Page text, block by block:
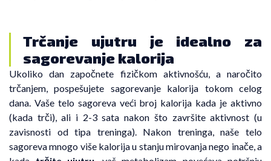
Trčanje ujutru je idealno za
sagorevanje kalorija
Ukoliko dan započnete fizičkom aktivnošću, a naročito
trčanjem, pospešujete sagorevanje kalorija tokom celog
dana. Vaše telo sagoreva veći broj kalorija kada je aktivno
(kada trči), ali i 2-3 sata nakon što završite aktivnost (u
zavisnosti od tipa treninga). Nakon treninga, naše telo
sagoreva mnogo više kalorija u stanju mirovanja nego inače, a